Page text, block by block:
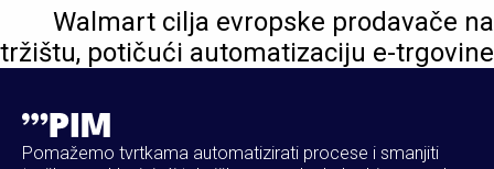
Walmart cilja evropske prodavače na
tržištu, potičući automatizaciju e-trgovine
Pomažemo tvrtkama automatizirati procese i smanjiti